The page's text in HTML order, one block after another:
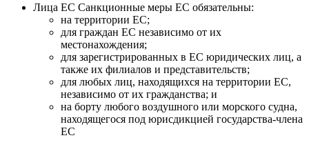
Лица ЕС Санкционные меры ЕС обязательны:
на территории ЕС;
для граждан ЕС независимо от их
местонахождения;
для зарегистрированных в ЕС юридических лиц, а
также их филиалов и представительств;
для любых лиц, находящихся на территории ЕС,
независимо от их гражданства; и
на борту любого воздушного или морского судна,
находящегося под юрисдикцией государства-члена
ЕС